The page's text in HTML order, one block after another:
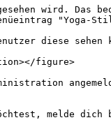
wird.
diese sehen
figure>
melde